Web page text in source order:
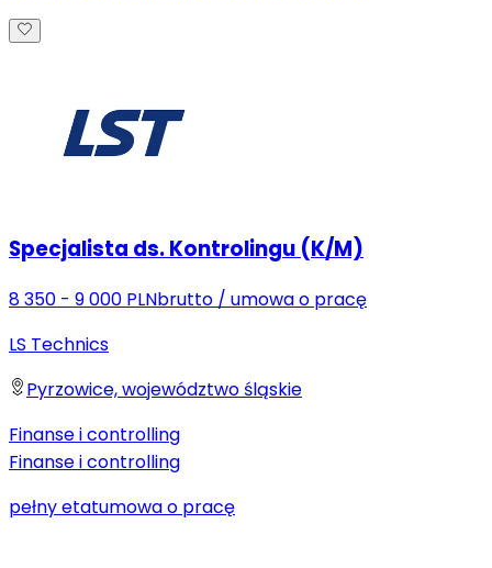
Specjalista ds. Kontrolingu (K/M)
8 350 - 9 000 PLNbrutto / umowa o pracę
LS Technics
Pyrzowice, województwo śląskie
Finanse i controlling
Finanse i controlling
pełny etatumowa o pracę